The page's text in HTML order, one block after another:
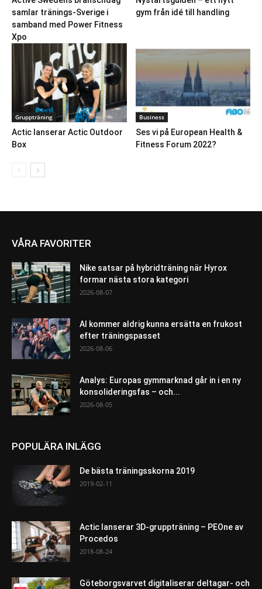
samlar tränings-Sverige i
samband med Power Fitness
Xpo
gym från idé till handling
Gruppträning
Actic lanserar Actic Outdoor
Box
Business
Ses vi på European Health &
Fitness Forum 2022?
VÅRA FAVORITER
Nike satsar på hybridträning när Hyrox
formar nästa stora kategori
2026-08-07
AI kommer aldrig kunna ersätta en frukost
efter träningspasset
2026-08-06
Analys: Europas gymmarknad går in i en ny
konsolideringsfas – och...
2026-08-05
POPULÄRA INLÄGG
De bästa träningsskorna 2019
2019-02-11
Actic lanserar 3D-gruppträning – PEOne av
Procedos
2018-08-24
Göteborgsvarvet digitaliserar deltagar- och